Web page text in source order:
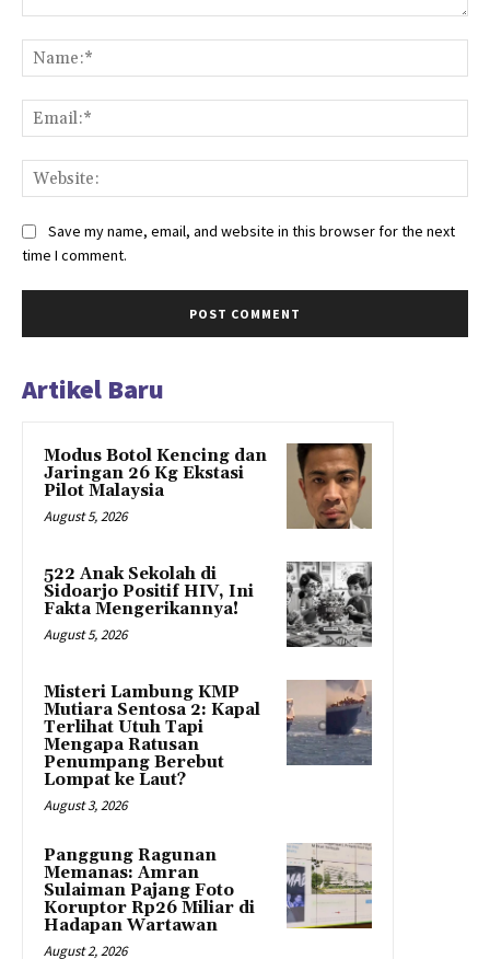
Save my name, email, and website in this browser for the next
time I comment.
Artikel Baru
Modus Botol Kencing dan
Jaringan 26 Kg Ekstasi
Pilot Malaysia
August 5, 2026
522 Anak Sekolah di
Sidoarjo Positif HIV, Ini
Fakta Mengerikannya!
August 5, 2026
Misteri Lambung KMP
Mutiara Sentosa 2: Kapal
Terlihat Utuh Tapi
Mengapa Ratusan
Penumpang Berebut
Lompat ke Laut?
August 3, 2026
Panggung Ragunan
Memanas: Amran
Sulaiman Pajang Foto
Koruptor Rp26 Miliar di
Hadapan Wartawan
August 2, 2026